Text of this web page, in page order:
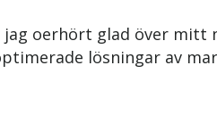
oerhört glad över mitt
lösningar av